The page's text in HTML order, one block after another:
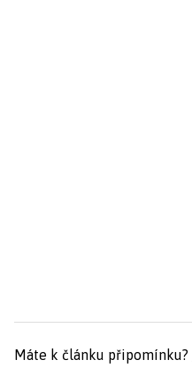
Máte k článku připomínku?